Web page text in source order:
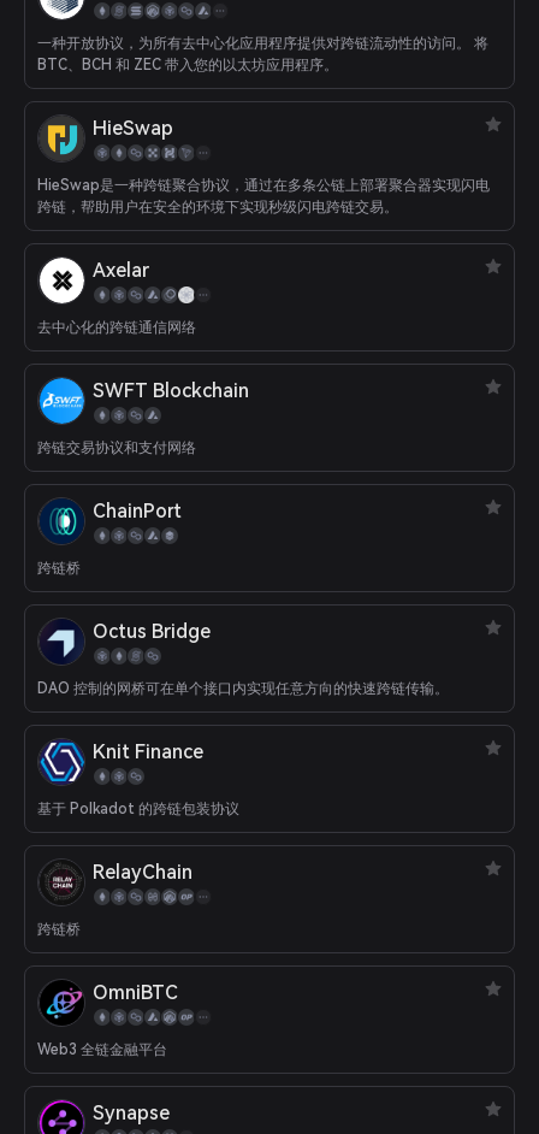
一种开放协议，为所有去中心化应用程序提供对跨链流动性的访问。 将
BTC、BCH 和 ZEC 带入您的以太坊应用程序。
HieSwap
HieSwap是一种跨链聚合协议，通过在多条公链上部署聚合器实现闪电
跨链，帮助用户在安全的环境下实现秒级闪电跨链交易。
Axelar
去中心化的跨链通信网络
SWFT Blockchain
跨链交易协议和支付网络
ChainPort
跨链桥
Octus Bridge
DAO 控制的网桥可在单个接口内实现任意方向的快速跨链传输。
Knit Finance
基于 Polkadot 的跨链包装协议
RelayChain
跨链桥
OmniBTC
Web3 全链金融平台
Synapse